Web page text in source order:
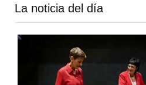
La noticia del día